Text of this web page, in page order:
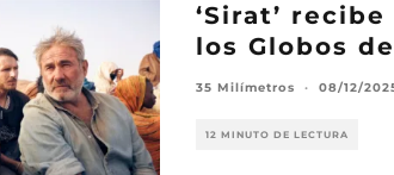
‘Sirat’
los Globos
35 Milímetros · 08/12/
12 MINUTO DE LECTURA